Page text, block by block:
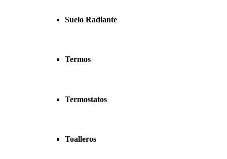
Suelo Radiante
Termos
Termostatos
Toalleros